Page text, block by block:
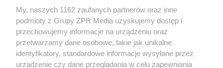
Żaden utwór zamieszczony w serwisie nie może być powielany i
rozpowszechniany lub dalej rozpowszechniany w jakikolwiek sposób (w
tym także elektroniczny lub mechaniczny) na jakimkolwiek polu
eksploatacji w jakiejkolwiek formie, włącznie z umieszczaniem w
Internecie bez pisemnej zgody właściciela praw. Jakiekolwiek użycie lub
wykorzystanie utworów w całości lub w części z naruszeniem prawa,
tzn. bez właściwej zgody, jest zabronione pod groźbą kary i może być
My, naszych 1162 zaufanych partnerów oraz inne
podmioty z Grupy ZPR Media uzyskujemy dostęp i
przechowujemy informacje na urządzeniu oraz
przetwarzamy dane osobowe, takie jak unikalne
identyfikatory, standardowe informacje wysyłane przez
urządzenie czy dane przeglądania w celu zapewniania